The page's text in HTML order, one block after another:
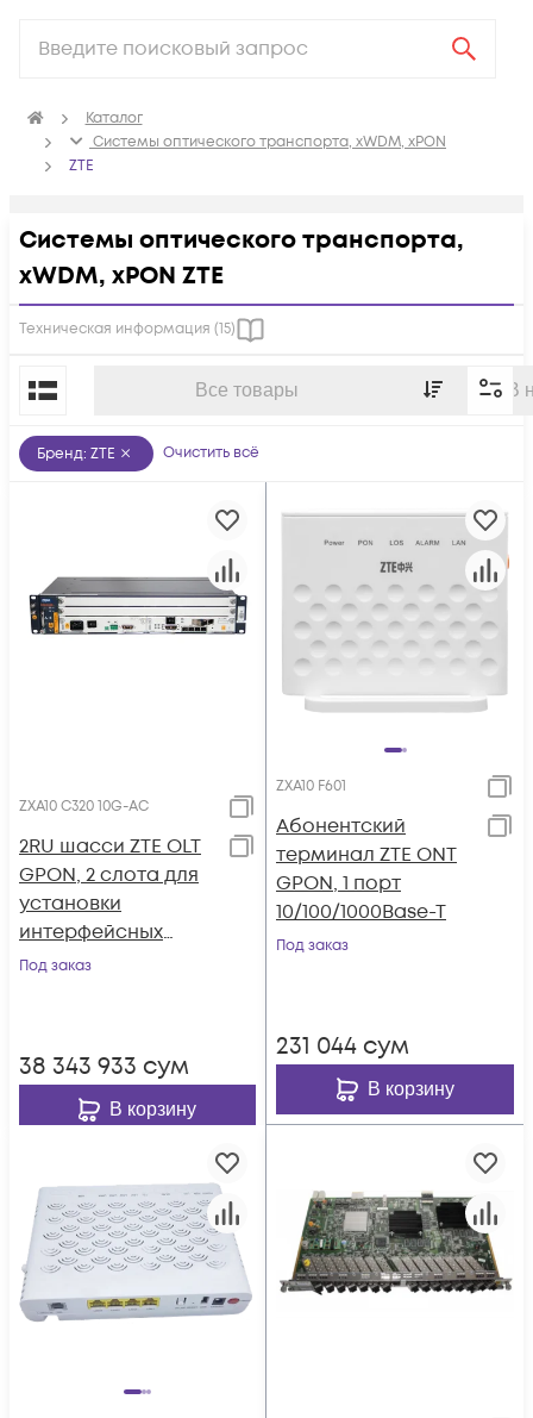
Каталог
Системы оптического транспорта, xWDM, xPON
ZTE
Системы оптического транспорта,
xWDM, xPON ZTE
Техническая информация (15)
Все товары В
По популярности
Бренд: ZTE Очистить всё
ZXA10 C320 10G-AC
2RU шасси ZTE OLT
GPON, 2 слота для
установки
интерфейсных
модулей, 10G, AC
Под заказ
38 343 933 сум
В корзину
ZXA10 F601
Абонентский
терминал ZTE ONT
GPON, 1 порт
10/100/1000Base-T
Под заказ
231 044 сум
В корзину